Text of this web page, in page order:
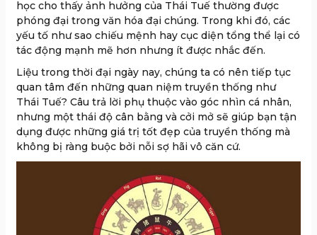
học cho thấy ảnh hưởng của Thái Tuế thường được
phóng đại trong văn hóa đại chúng. Trong khi đó, các
yếu tố như sao chiếu mệnh hay cục diện tổng thể lại có
tác động mạnh mẽ hơn nhưng ít được nhắc đến.
Liệu trong thời đại ngày nay, chúng ta có nên tiếp tục
quan tâm đến những quan niệm truyền thống như
Thái Tuế? Câu trả lời phụ thuộc vào góc nhìn cá nhân,
nhưng một thái độ cân bằng và cởi mở sẽ giúp bạn tận
dụng được những giá trị tốt đẹp của truyền thống mà
không bị ràng buộc bởi nỗi sợ hãi vô căn cứ.